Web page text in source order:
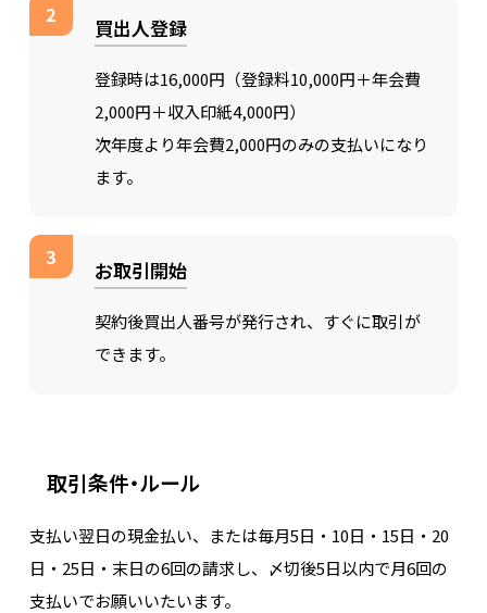
2 買出人登録
登録時は16,000円（登録料10,000円＋年会費
2,000円＋収入印紙4,000円）
次年度より年会費2,000円のみの支払いになり
ます。
3 お取引開始
契約後買出人番号が発行され、すぐに取引が
できます。
取引条件・ルール
支払い翌日の現金払い、または毎月5日・10日・15日・20
日・25日・末日の6回の請求し、〆切後5日以内で月6回の
支払いでお願いいたいます。